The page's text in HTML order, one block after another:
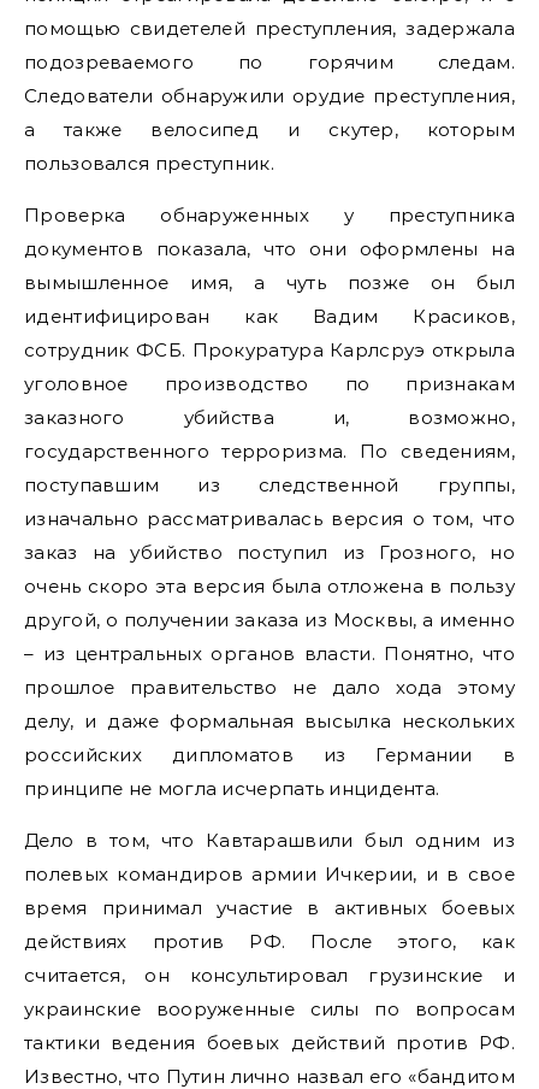
помощью свидетелей преступления, задержала
подозреваемого по горячим следам.
Следователи обнаружили орудие преступления,
а также велосипед и скутер, которым
пользовался преступник.
Проверка обнаруженных у преступника
документов показала, что они оформлены на
вымышленное имя, а чуть позже он был
идентифицирован как Вадим Красиков,
сотрудник ФСБ. Прокуратура Карлсруэ открыла
уголовное производство по признакам
заказного убийства и, возможно,
государственного терроризма. По сведениям,
поступавшим из следственной группы,
изначально рассматривалась версия о том, что
заказ на убийство поступил из Грозного, но
очень скоро эта версия была отложена в пользу
другой, о получении заказа из Москвы, а именно
– из центральных органов власти. Понятно, что
прошлое правительство не дало хода этому
делу, и даже формальная высылка нескольких
российских дипломатов из Германии в
принципе не могла исчерпать инцидента.
Дело в том, что Кавтарашвили был одним из
полевых командиров армии Ичкерии, и в свое
время принимал участие в активных боевых
действиях против РФ. После этого, как
считается, он консультировал грузинские и
украинские вооруженные силы по вопросам
тактики ведения боевых действий против РФ.
Известно, что Путин лично назвал его «бандитом